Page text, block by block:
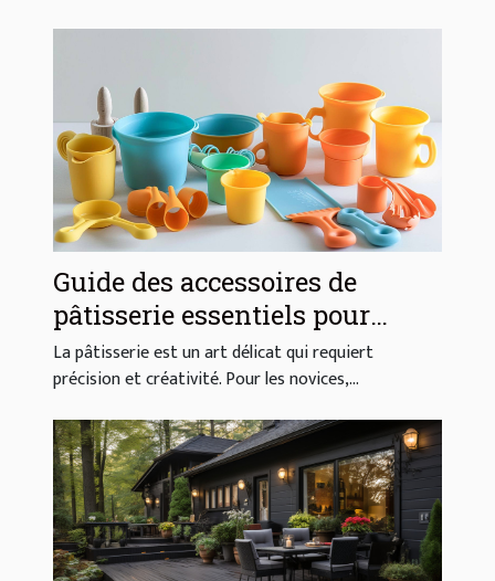
Guide des accessoires de
pâtisserie essentiels pour
débutants
La pâtisserie est un art délicat qui requiert
précision et créativité. Pour les novices,...